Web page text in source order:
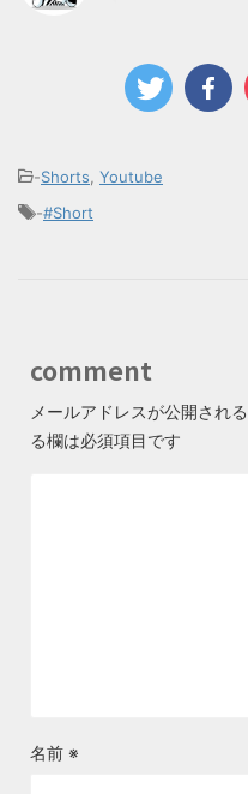
-Shorts Youtube
-#Short
comment
メールアドレスが公開され
る欄は必須項目です
名前 ※